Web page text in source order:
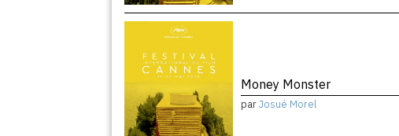
Money Monster
parJosué Morel